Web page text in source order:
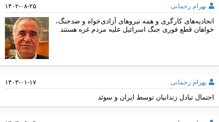
بهرام رحمانی ۱۴۰۲-۰۸-۲۵
اتحادیه‌های کارگری و همه نیروهای آزادی‌خواه و ضدجنگ،
خواهان قطع فوری جنگ اسرائیل علیه مردم غزه هستند
بهرام رحمانی ۱۴۰۳-۰۱-۱۷
احتمال تبادل زندانیان توسط ایران و سوئد